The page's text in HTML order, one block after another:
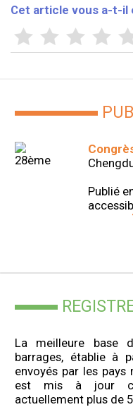
Publié
La meilleure base
barrages, établie à
envoyés par les pays
est mis à jour
actuellement plus de
Cet article vous a-t-il